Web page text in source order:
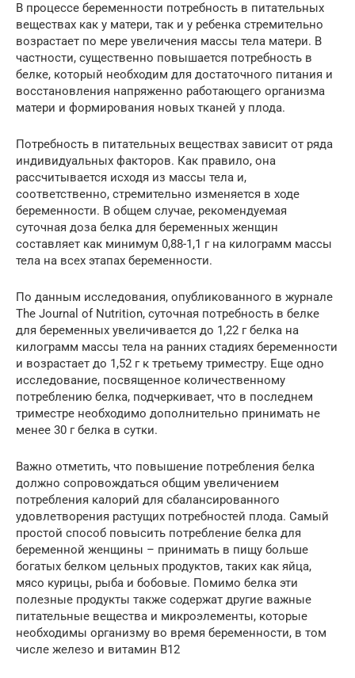
В процессе беременности потребность в питательных
веществах как у матери, так и у ребенка стремительно
возрастает по мере увеличения массы тела матери. В
частности, существенно повышается потребность в
белке, который необходим для достаточного питания и
восстановления напряженно работающего организма
матери и формирования новых тканей у плода.
Потребность в питательных веществах зависит от ряда
индивидуальных факторов. Как правило, она
рассчитывается исходя из массы тела и,
соответственно, стремительно изменяется в ходе
беременности. В общем случае, рекомендуемая
суточная доза белка для беременных женщин
составляет как минимум 0,88-1,1 г на килограмм массы
тела на всех этапах беременности.
По данным исследования, опубликованного в журнале
The Journal of Nutrition, суточная потребность в белке
для беременных увеличивается до 1,22 г белка на
килограмм массы тела на ранних стадиях беременности
и возрастает до 1,52 г к третьему триместру. Еще одно
исследование, посвященное количественному
потреблению белка, подчеркивает, что в последнем
триместре необходимо дополнительно принимать не
менее 30 г белка в сутки.
Важно отметить, что повышение потребления белка
должно сопровождаться общим увеличением
потребления калорий для сбалансированного
удовлетворения растущих потребностей плода. Самый
простой способ повысить потребление белка для
беременной женщины – принимать в пищу больше
богатых белком цельных продуктов, таких как яйца,
мясо курицы, рыба и бобовые. Помимо белка эти
полезные продукты также содержат другие важные
питательные вещества и микроэлементы, которые
необходимы организму во время беременности, в том
числе железо и витамин B12